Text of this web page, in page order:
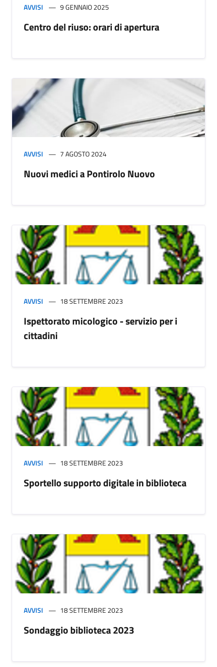
AVVISI 9 GENNAIO 2025
Centro del riuso: orari di apertura
AVVISI 7 AGOSTO 2024
Nuovi medici a Pontirolo Nuovo
AVVISI 18 SETTEMBRE 2023
Ispettorato micologico - servizio per i
cittadini
AVVISI 18 SETTEMBRE 2023
Sportello supporto digitale in biblioteca
AVVISI 18 SETTEMBRE 2023
Sondaggio biblioteca 2023